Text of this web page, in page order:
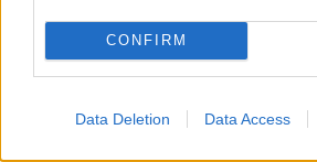
CONFIRM
Data Deletion Data Access
Útfelújítások
négyszámjegyű
zárul